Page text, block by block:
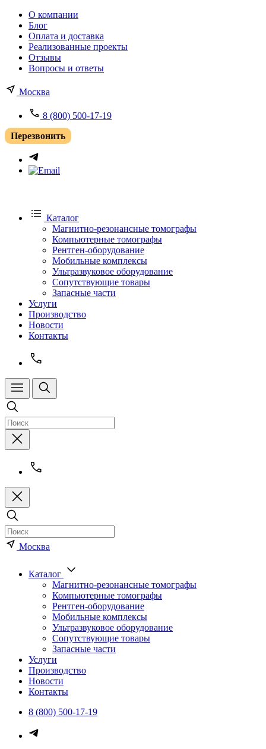
О компании
Блог
Оплата и доставка
Реализованные проекты
Отзывы
Вопросы и ответы
Москва
8 (800) 500-17-19
Перезвонить
Каталог
Магнитно-резонансные томографы
Компьютерные томографы
Рентген-оборудование
Мобильные комплексы
Ультразвуковое оборудование
Сопутствующие товары
Запасные части
Услуги
Производство
Новости
Контакты
Москва
Каталог
Магнитно-резонансные томографы
Компьютерные томографы
Рентген-оборудование
Мобильные комплексы
Ультразвуковое оборудование
Сопутствующие товары
Запасные части
Услуги
Производство
Новости
Контакты
8 (800) 500-17-19